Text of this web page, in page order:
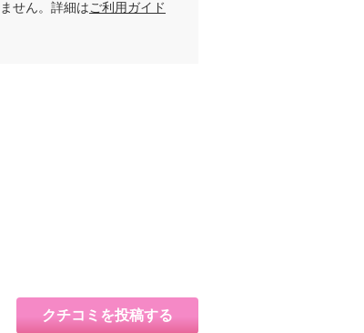
せん。詳細は ご利用ガイド
クチコミを投稿する